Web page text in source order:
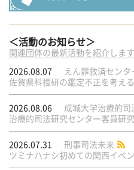
＜活動のお知らせ＞
関連団体の最新活動を紹介します
2026.08.07
えん罪救済センタ
佐賀県科捜研の鑑定不正を考える
2026.08.06 成城大学治療的
2026.07.31
刑事司法未来
ツミナハナシ初めての関西イベ